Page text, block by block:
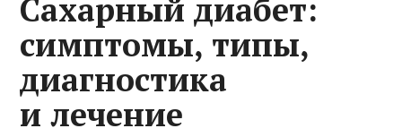
Сахарный диабет:
симптомы, типы,
диагностика
и лечение